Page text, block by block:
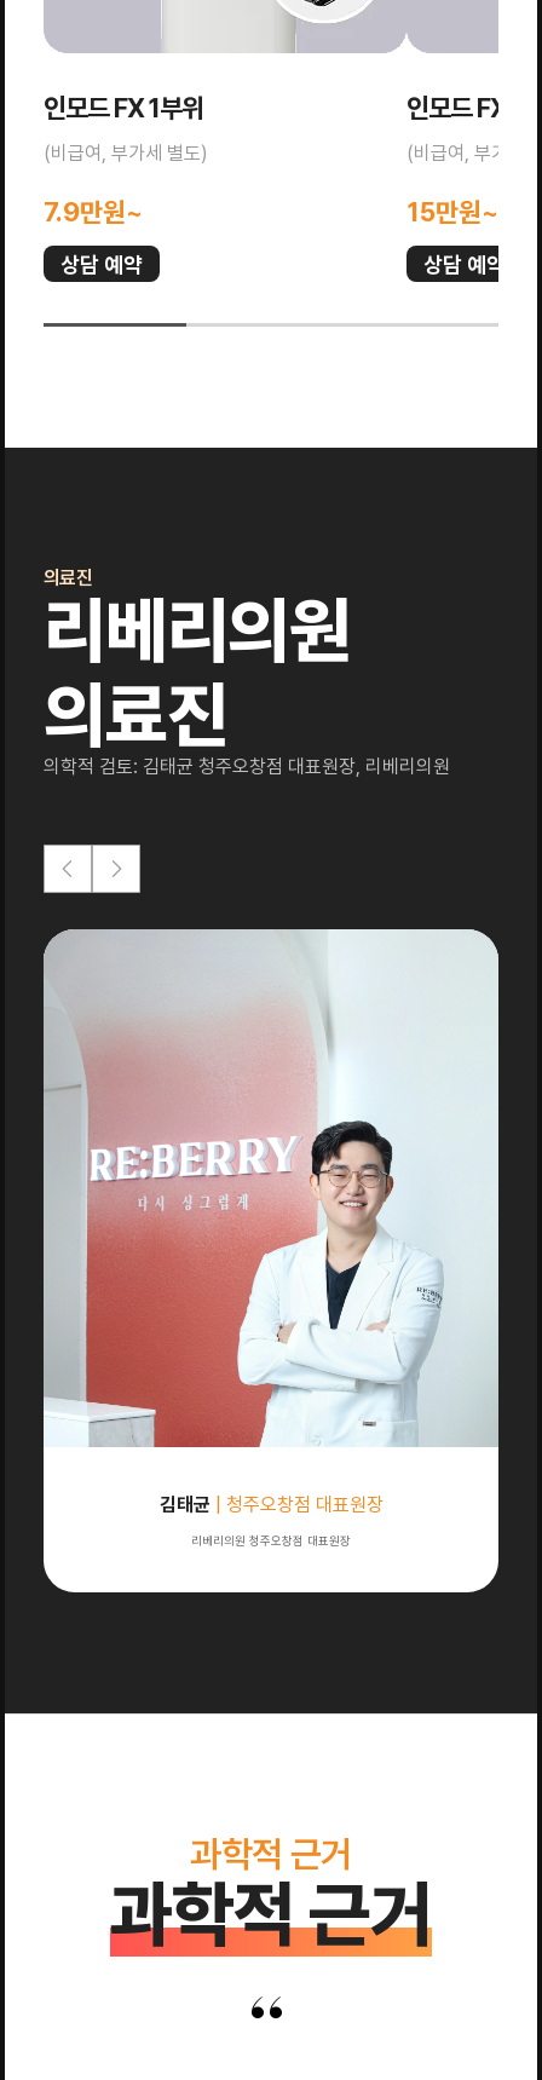
인모드 FX 1부위
(비급여, 부가세 별도)
7.9만원~
상담 예약
인모드 FX 전
(비급여, 부가세
15만원~
상담 예약
의료진
리베리의원
의료진
의학적 검토: 김태균 청주오창점 대표원장, 리베리의원
김태균 | 청주오창점 대표원장
리베리의원 청주오창점 대표원장
과학적 근거
과학적 근거